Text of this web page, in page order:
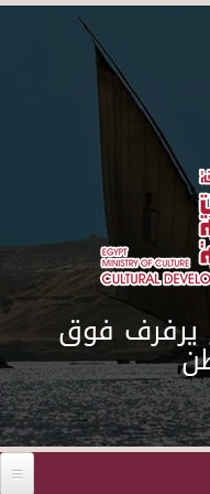
Skip to main content
يرفرف فوق